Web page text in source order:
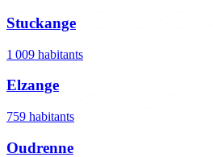
Stuckange
1 009 habitants
Elzange
759 habitants
Oudrenne